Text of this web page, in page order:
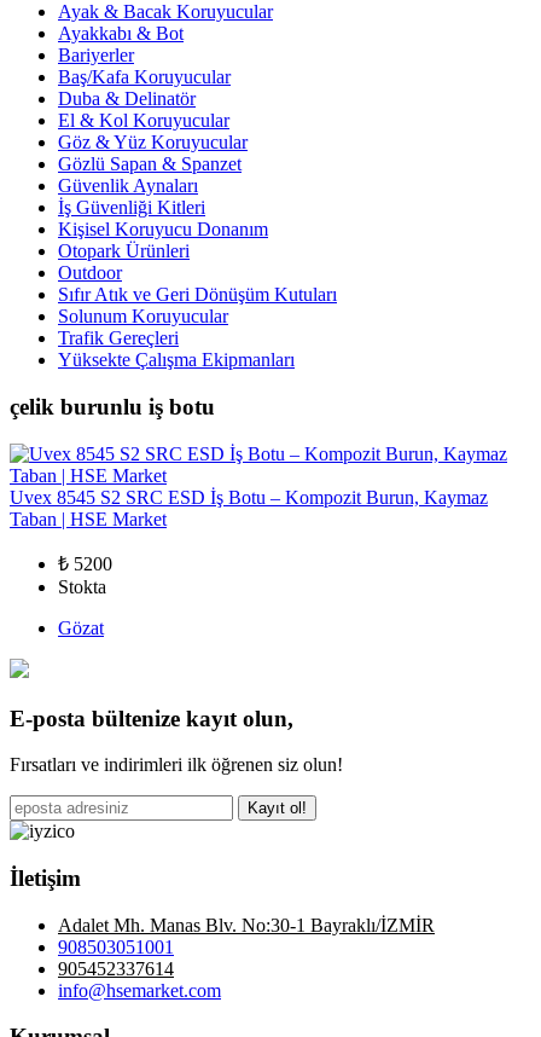
Ayak & Bacak Koruyucular
Ayakkabı & Bot
Bariyerler
Baş/Kafa Koruyucular
Duba & Delinatör
El & Kol Koruyucular
Göz & Yüz Koruyucular
Gözlü Sapan & Spanzet
Güvenlik Aynaları
İş Güvenliği Kitleri
Kişisel Koruyucu Donanım
Otopark Ürünleri
Outdoor
Sıfır Atık ve Geri Dönüşüm Kutuları
Solunum Koruyucular
Trafik Gereçleri
Yüksekte Çalışma Ekipmanları
çelik burunlu iş botu
Uvex 8545 S2 SRC ESD İş Botu – Kompozit Burun, Kaymaz
Taban | HSE Market
₺ 5200
Stokta
Gözat
E-posta bültenize kayıt olun,
Fırsatları ve indirimleri ilk öğrenen siz olun!
Kayıt ol!
İletişim
Adalet Mh. Manas Blv. No:30-1 Bayraklı/İZMİR
908503051001
905452337614
info@hsemarket.com